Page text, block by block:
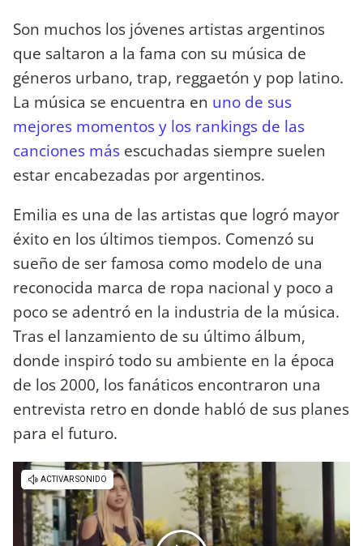
Son muchos los jóvenes artistas argentinos
que saltaron a la fama con su música de
géneros urbano, trap, reggaetón y pop latino.
La música se encuentra en uno de sus
mejores momentos y los rankings de las
canciones más escuchadas siempre suelen
estar encabezadas por argentinos.
Emilia es una de las artistas que logró mayor
éxito en los últimos tiempos. Comenzó su
sueño de ser famosa como modelo de una
reconocida marca de ropa nacional y poco a
poco se adentró en la industria de la música.
Tras el lanzamiento de su último álbum,
donde inspiró todo su ambiente en la época
de los 2000, los fanáticos encontraron una
entrevista retro en donde habló de sus planes
para el futuro.